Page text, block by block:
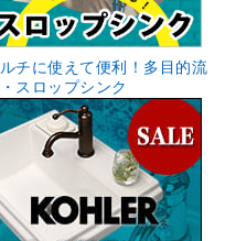
チに使えて便利！多目的流
スロップシンク